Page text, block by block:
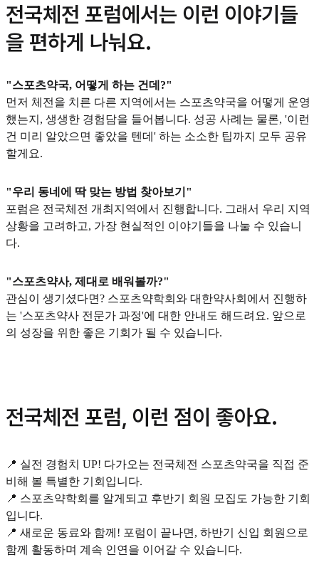
전국체전 포럼에서는 이런 이야기들
을 편하게 나눠요.
"스포츠약국, 어떻게 하는 건데?"
먼저 체전을 치른 다른 지역에서는 스포츠약국을 어떻게 운영
했는지, 생생한 경험담을 들어봅니다. 성공 사례는 물론, '이런
건 미리 알았으면 좋았을 텐데' 하는 소소한 팁까지 모두 공유
할게요.
"우리 동네에 딱 맞는 방법 찾아보기"
포럼은 전국체전 개최지역에서 진행합니다. 그래서 우리 지역
상황을 고려하고, 가장 현실적인 이야기들을 나눌 수 있습니
다.
"스포츠약사, 제대로 배워볼까?"
관심이 생기셨다면? 스포츠약학회와 대한약사회에서 진행하
는 '스포츠약사 전문가 과정'에 대한 안내도 해드려요. 앞으로
의 성장을 위한 좋은 기회가 될 수 있습니다.
전국체전 포럼, 이런 점이 좋아요.
📍 실전 경험치 UP! 다가오는 전국체전 스포츠약국을 직접 준
비해 볼 특별한 기회입니다.
📍 스포츠약학회를 알게되고 후반기 회원 모집도 가능한 기회
입니다.
📍 새로운 동료와 함께! 포럼이 끝나면, 하반기 신입 회원으로
함께 활동하며 계속 인연을 이어갈 수 있습니다.